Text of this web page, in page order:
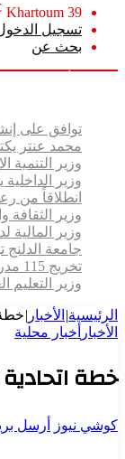
Khartoum 39
تسجيل
بحث عن
توافق على
محمد عنتر
وزير التنمية
وزير
انطلاقاً من
وزير
وزير المالية
جامعة
تخريج 115 مدرباً في إطار برنامج تدريب المدربين بمحلية جبل أولياء
وزير التعليم
الرئيسية| الأخبار |
الأخبار أخبار محلية
خطة
كوشي نيوز أرسل